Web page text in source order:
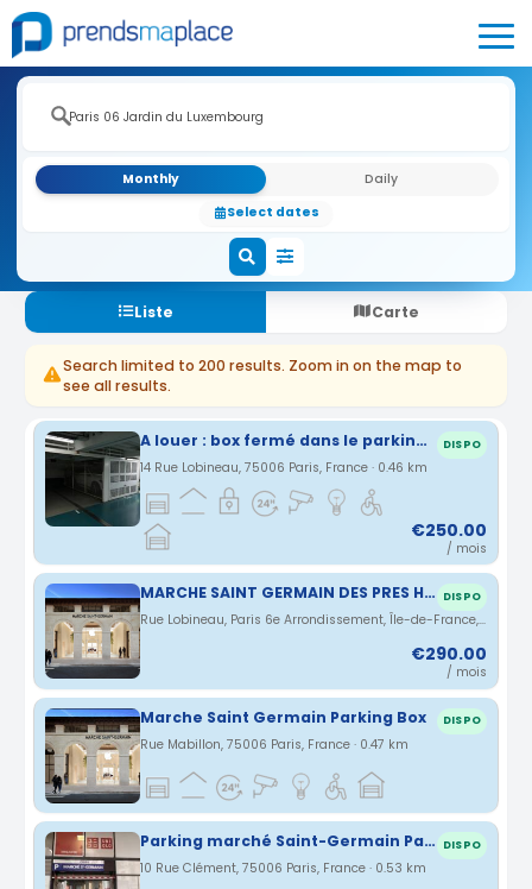
Monthly
Daily
Select dates
Liste Carte
Search limited to 200 results. Zoom in on the map to
see all results.
A louer : box fermé dans le parking sécurisé du Marché Saint-Germain-des-Prés DISPO
14 Rue Lobineau, 75006 Paris, France · 0.46 km
€250.00
/ mois
MARCHE SAINT GERMAIN DES PRES HIGH SECURITY BOX DISPO
Rue Lobineau, Paris 6e Arrondissement, Île-de-France, France · 0.46 km
€290.00
/ mois
Marche Saint Germain Parking Box DISPO
Rue Mabillon, 75006 Paris, France · 0.47 km
Parking marché Saint-Germain Paris 75006 DISPO
10 Rue Clément, 75006 Paris, France · 0.53 km